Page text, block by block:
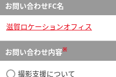
お問い合わせFC名
滋賀ロケーションオフィス
お問い合わせ内容※
撮影支援について